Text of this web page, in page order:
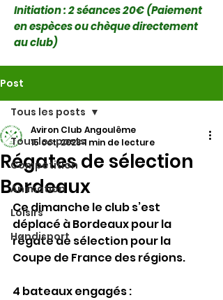
Initiation : 2 séances 20€ (Paiement
en espèces ou chèque directement
au club)
Post
Tous les posts
Compétition
Animation
Loisirs
Handisport
Tous les posts
Régates de sélection
Bordeaux
Aviron Club Angoulême
15 oct. 20231 min de lecture
Ce dimanche le club s’est
déplacé à Bordeaux pour la
régate de sélection pour la
Coupe de France des régions.
4 bateaux engagés :